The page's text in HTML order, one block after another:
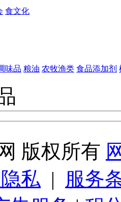
食文化
味品 粮油 农牧渔类 食品添加剂
版权所有
私 | 服务